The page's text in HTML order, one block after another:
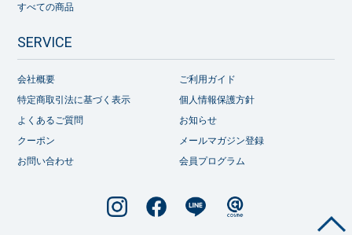
すべての商品
SERVICE
会社概要
ご利用ガイド
特定商取引法に基づく表示
個人情報保護方針
よくあるご質問
お知らせ
クーポン
メールマガジン登録
お問い合わせ
会員プログラム